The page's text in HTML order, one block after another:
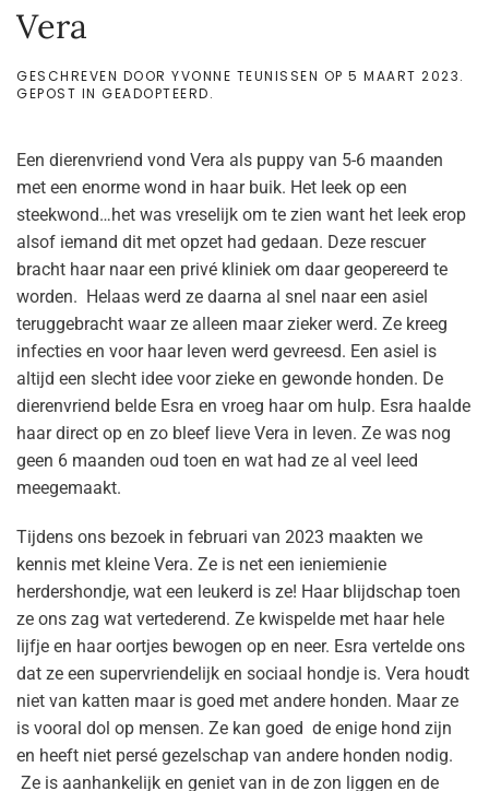
Vera
GESCHREVEN DOOR YVONNE TEUNISSEN OP 5 MAART 2023.
GEPOST IN GEADOPTEERD.
Een dierenvriend vond Vera als puppy van 5-6 maanden
met een enorme wond in haar buik. Het leek op een
steekwond…het was vreselijk om te zien want het leek erop
alsof iemand dit met opzet had gedaan. Deze rescuer
bracht haar naar een privé kliniek om daar geopereerd te
worden. Helaas werd ze daarna al snel naar een asiel
teruggebracht waar ze alleen maar zieker werd. Ze kreeg
infecties en voor haar leven werd gevreesd. Een asiel is
altijd een slecht idee voor zieke en gewonde honden. De
dierenvriend belde Esra en vroeg haar om hulp. Esra haalde
haar direct op en zo bleef lieve Vera in leven. Ze was nog
geen 6 maanden oud toen en wat had ze al veel leed
meegemaakt.
Tijdens ons bezoek in februari van 2023 maakten we
kennis met kleine Vera. Ze is net een ieniemienie
herdershondje, wat een leukerd is ze! Haar blijdschap toen
ze ons zag wat vertederend. Ze kwispelde met haar hele
lijfje en haar oortjes bewogen op en neer. Esra vertelde ons
dat ze een supervriendelijk en sociaal hondje is. Vera houdt
niet van katten maar is goed met andere honden. Maar ze
is vooral dol op mensen. Ze kan goed de enige hond zijn
en heeft niet persé gezelschap van andere honden nodig.
Ze is aanhankelijk en geniet van in de zon liggen en de